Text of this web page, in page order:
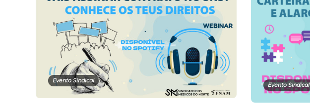
Evento Sindical
Evento Sindical